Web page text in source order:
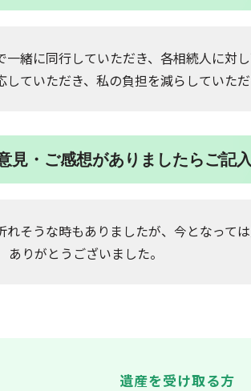
一緒に同行していただき、各相続人に対
ていただき、私の負担を減らしていた
見・ご感想がありましたらご記
れそうな時もありましたが、今となっ
ありがとうございました。
遺産を受け取る方